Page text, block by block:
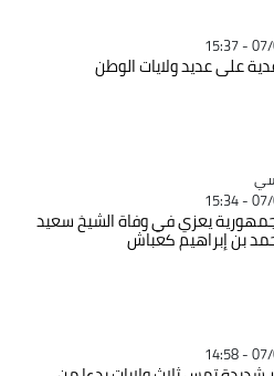
على عديد ولايات الوطن
يعزي في وفاة الشيخ سعيد
بن إبراهيم كعباش